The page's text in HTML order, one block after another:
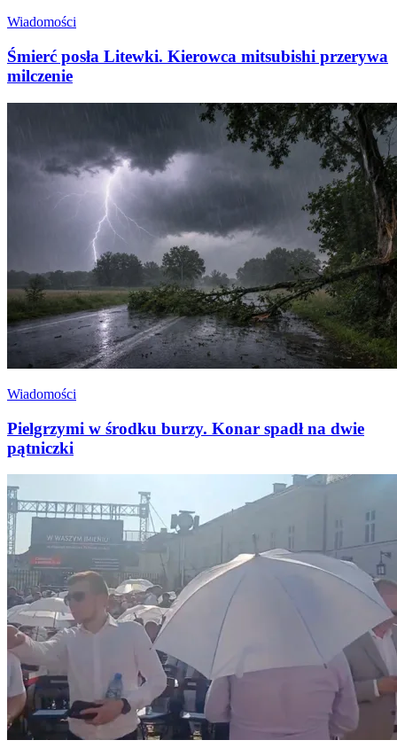
Wiadomości
Śmierć posła Litewki. Kierowca mitsubishi przerywa
milczenie
Wiadomości
Pielgrzymi w środku burzy. Konar spadł na dwie
pątniczki